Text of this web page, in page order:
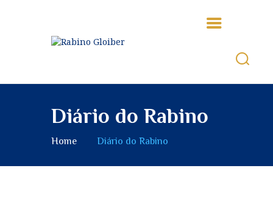
Diário do Rabino
Home Diário do Rabino
INÍCIO
ALEGRIA
TZEDAKÁ